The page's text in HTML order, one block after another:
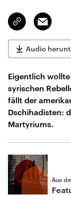
Link
kopieren/teilen
Email
Audio
Eigentlich
syrischen
fällt der
Dschihadisten:
Martyriums.
Aus